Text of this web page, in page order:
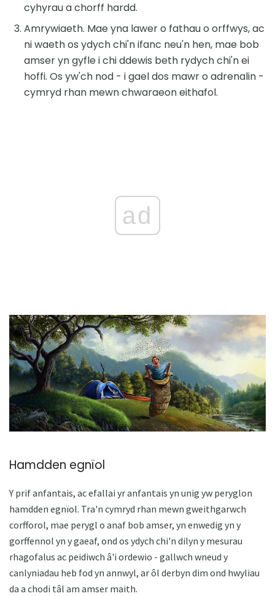
cyhyrau a chorff hardd.
Amrywiaeth. Mae yna lawer o fathau o orffwys, ac
ni waeth os ydych chi'n ifanc neu'n hen, mae bob
amser yn gyfle i chi ddewis beth rydych chi'n ei
hoffi. Os yw'ch nod - i gael dos mawr o adrenalin -
cymryd rhan mewn chwaraeon eithafol.
ad
Hamdden egnïol
Y prif anfantais, ac efallai yr anfantais yn unig yw peryglon
hamdden egnïol. Tra'n cymryd rhan mewn gweithgarwch
corfforol, mae perygl o anaf bob amser, yn enwedig yn y
gorffennol yn y gaeaf, ond os ydych chi'n dilyn y mesurau
rhagofalus ac peidiwch â'i ordewio - gallwch wneud y
canlyniadau heb fod yn annwyl, ar ôl derbyn dim ond hwyliau
da a chodi tâl am amser maith.